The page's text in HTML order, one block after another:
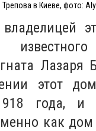
в Киеве, фото:
Лазаря
этот
года, и
как